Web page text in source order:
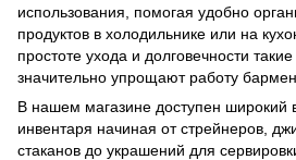
использования, помогая удобно
продуктов в холодильнике или на
простоте ухода и долговечности
значительно упрощают работу
В нашем магазине доступен широкий
инвентаря начиная от стрейнеров,
стаканов до украшений для